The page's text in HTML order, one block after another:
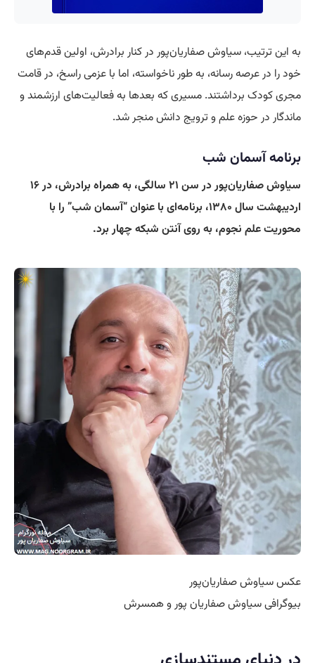
به این ترتیب، سیاوش صفاریان‌پور در کنار برادرش، اولین قدم‌های
خود را در عرصه رسانه، به طور ناخواسته، اما با عزمی راسخ، در قامت
مجری کودک برداشتند. مسیری که بعدها به فعالیت‌های ارزشمند و
ماندگار در حوزه علم و ترویج دانش منجر شد.
برنامه آسمان شب
سیاوش صفاریان‌پور در سن ۲۱ سالگی، به همراه برادرش، در ۱۶
اردیبهشت سال ۱۳۸۰، برنامه‌ای با عنوان “آسمان شب” را با
محوریت علم نجوم، به روی آنتن شبکه چهار برد.
عکس سیاوش صفاریان‌پور
بیوگرافی سیاوش صفاریان‌ پور و همسرش